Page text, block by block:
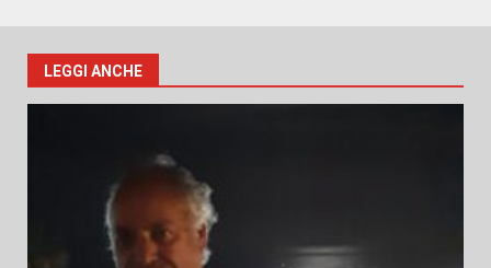
LEGGI ANCHE